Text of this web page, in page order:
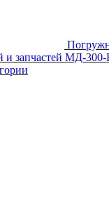
и запчастей МД-300-